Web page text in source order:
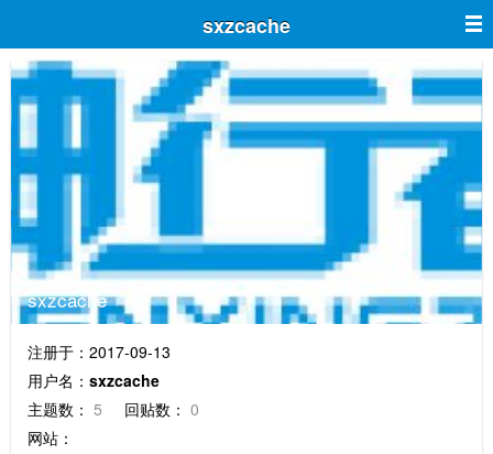
sxzcache
sxzcache
注册于：2017-09-13
用户名： sxzcache
主题数： 5 回贴数： 0
网站：